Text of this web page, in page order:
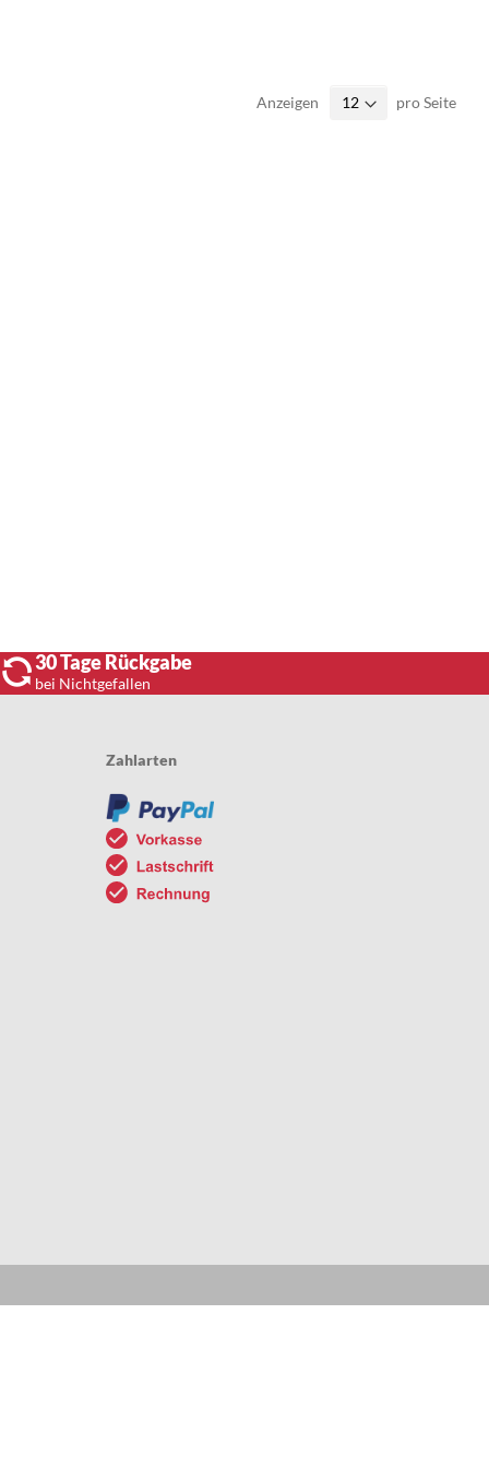
Anzeigen pro Seite
30 Tage Rückgabe
bei Nichtgefallen
Zahlarten